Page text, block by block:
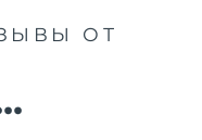
ОТ